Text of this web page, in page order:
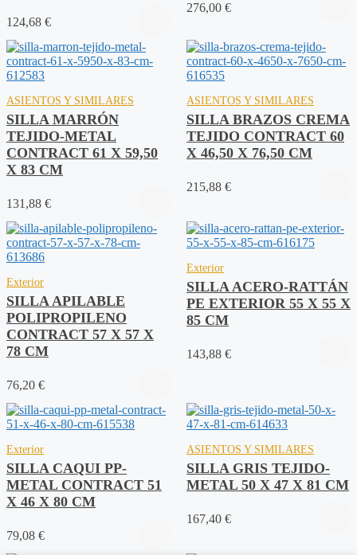
124,68 €
276,00 €
ASIENTOS Y SIMILARES
SILLA MARRÓN
TEJIDO-METAL
CONTRACT 61 X 59,50
X 83 CM
131,88 €
ASIENTOS Y SIMILARES
SILLA BRAZOS CREMA
TEJIDO CONTRACT 60
X 46,50 X 76,50 CM
215,88 €
Exterior
SILLA APILABLE
POLIPROPILENO
CONTRACT 57 X 57 X
78 CM
76,20 €
Exterior
SILLA ACERO-RATTÁN
PE EXTERIOR 55 X 55 X
85 CM
143,88 €
Exterior
SILLA CAQUI PP-
METAL CONTRACT 51
X 46 X 80 CM
79,08 €
ASIENTOS Y SIMILARES
SILLA GRIS TEJIDO-
METAL 50 X 47 X 81 CM
167,40 €